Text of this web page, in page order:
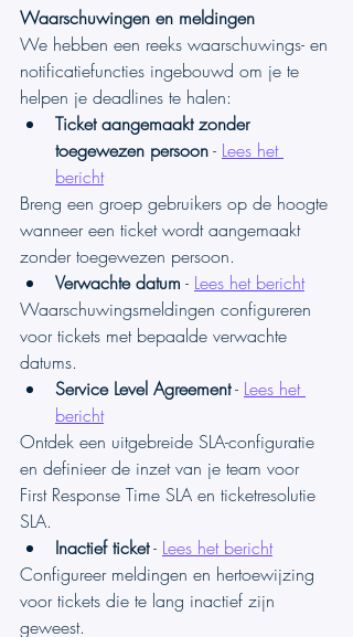
Waarschuwingen en meldingen
We hebben een reeks waarschuwings- en
notificatiefuncties ingebouwd om je te
helpen je deadlines te halen:
Ticket aangemaakt zonder
toegewezen persoon - Lees het
bericht
Breng een groep gebruikers op de hoogte
wanneer een ticket wordt aangemaakt
zonder toegewezen persoon.
Verwachte datum - Lees het bericht
Waarschuwingsmeldingen configureren
voor tickets met bepaalde verwachte
datums.
Service Level Agreement - Lees het
bericht
Ontdek een uitgebreide SLA-configuratie
en definieer de inzet van je team voor
First Response Time SLA en ticketresolutie
SLA.
Inactief ticket - Lees het bericht
Configureer meldingen en hertoewijzing
voor tickets die te lang inactief zijn
geweest.